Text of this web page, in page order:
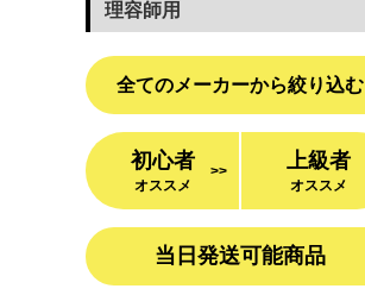
理容師用
全てのメーカーから絞り込む
初心者
オススメ
>> 上級者
オススメ
当日発送可能商品